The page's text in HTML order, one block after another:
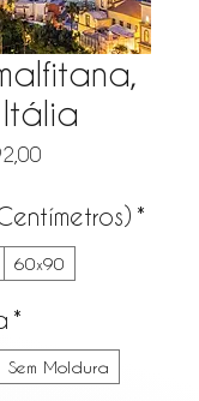
*
60x90
*
Sem Moldura